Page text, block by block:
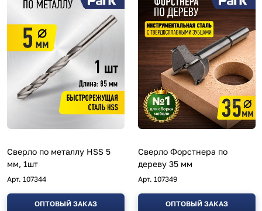
Сверло по металлу HSS 5
мм, 1шт
Арт. 107344
ОПТОВЫЙ ЗАКАЗ
Сверло Форстнера по
дереву 35 мм
Арт. 107349
ОПТОВЫЙ ЗАКАЗ